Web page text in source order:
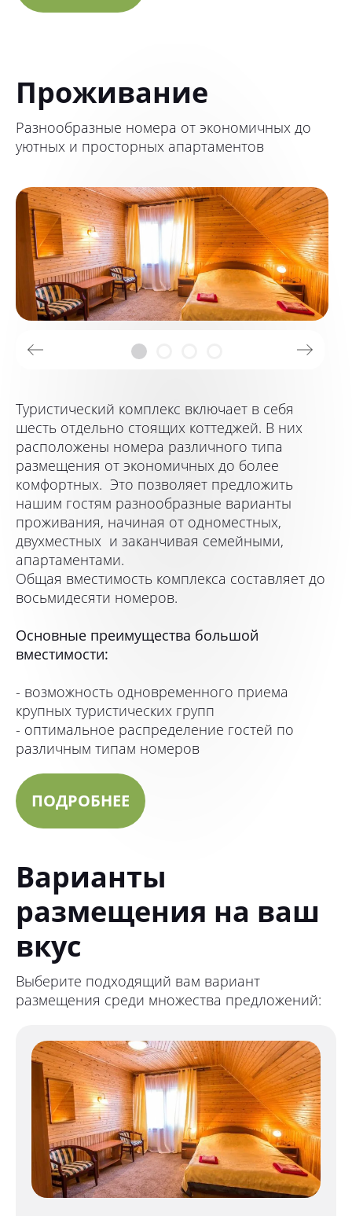
Проживание
Разнообразные номера от экономичных до
уютных и просторных апартаментов
Туристический комплекс включает в себя
шесть отдельно стоящих коттеджей. В них
расположены номера различного типа
размещения от экономичных до более
комфортных. Это позволяет предложить
нашим гостям разнообразные варианты
проживания, начиная от одноместных,
двухместных и заканчивая семейными,
апартаментами.
Общая вместимость комплекса составляет до
восьмидесяти номеров.
Основные преимущества большой
вместимости:
- возможность одновременного приема
крупных туристических групп
- оптимальное распределение гостей по
различным типам номеров
ПОДРОБНЕЕ
Варианты
размещения на ваш
вкус
Выберите подходящий вам вариант
размещения среди множества предложений: